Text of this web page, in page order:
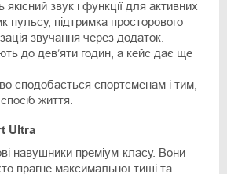
звук і функції для активних
пульсу, підтримка просторового
звучання через додаток.
до дев’яти годин, а кейс дає ще
сподобається спортсменам і тим,
життя.
Ultra
навушники преміум-класу. Вони
прагне максимальної тиші та